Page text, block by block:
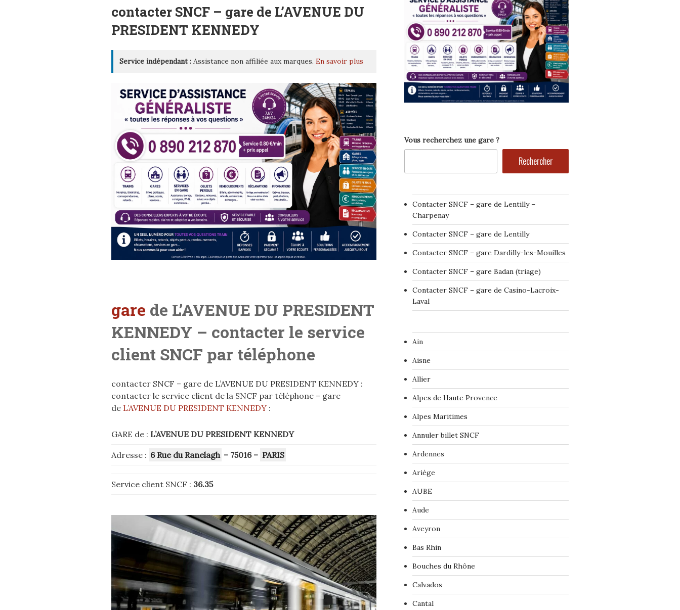
contacter SNCF – gare de L’AVENUE DU
PRESIDENT KENNEDY
Service indépendant : Assistance non affiliée aux marques. En savoir plus
gare de L’AVENUE DU PRESIDENT
KENNEDY – contacter le service
client SNCF par téléphone
contacter SNCF – gare de L’AVENUE DU PRESIDENT KENNEDY :
contacter le service client de la SNCF par téléphone – gare
de L’AVENUE DU PRESIDENT KENNEDY :
GARE de : L’AVENUE DU PRESIDENT KENNEDY
Adresse : 6 Rue du Ranelagh – 75016 – PARIS
Service client SNCF : 36.35
Vous recherchez une gare ?
Rechercher
Contacter SNCF – gare de Lentilly –
Charpenay
Contacter SNCF – gare de Lentilly
Contacter SNCF – gare Dardilly-les-Mouilles
Contacter SNCF – gare Badan (triage)
Contacter SNCF – gare de Casino-Lacroix-
Laval
Ain
Aisne
Allier
Alpes de Haute Provence
Alpes Maritimes
Annuler billet SNCF
Ardennes
Ariège
AUBE
Aude
Aveyron
Bas Rhin
Bouches du Rhône
Calvados
Cantal